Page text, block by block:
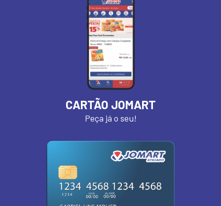
CARTÃO JOMART
Peça já o seu!